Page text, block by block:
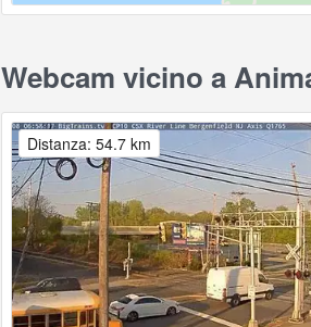
Webcam vicino a
Distanza: 54.7 km